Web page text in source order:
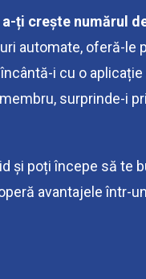
ți crește numărul
automate, oferă-le
i cu o
surprinde-i
și poți începe să te
avantajele într-